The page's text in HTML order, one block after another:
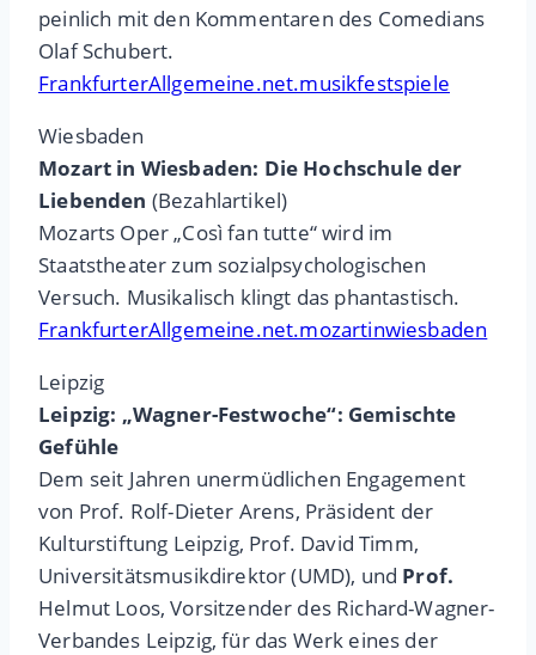
peinlich mit den Kommentaren des Comedians
Olaf Schubert.
FrankfurterAllgemeine.net.musikfestspiele
Wiesbaden
Mozart in Wiesbaden: Die Hochschule der
Liebenden (Bezahlartikel)
Mozarts Oper „Così fan tutte“ wird im
Staatstheater zum sozialpsychologischen
Versuch. Musikalisch klingt das phantastisch.
FrankfurterAllgemeine.net.mozartinwiesbaden
Leipzig
Leipzig: „Wagner-Festwoche“: Gemischte
Gefühle
Dem seit Jahren unermüdlichen Engagement
von Prof. Rolf-Dieter Arens, Präsident der
Kulturstiftung Leipzig, Prof. David Timm,
Universitätsmusikdirektor (UMD), und Prof.
Helmut Loos, Vorsitzender des Richard-Wagner-
Verbandes Leipzig, für das Werk eines der